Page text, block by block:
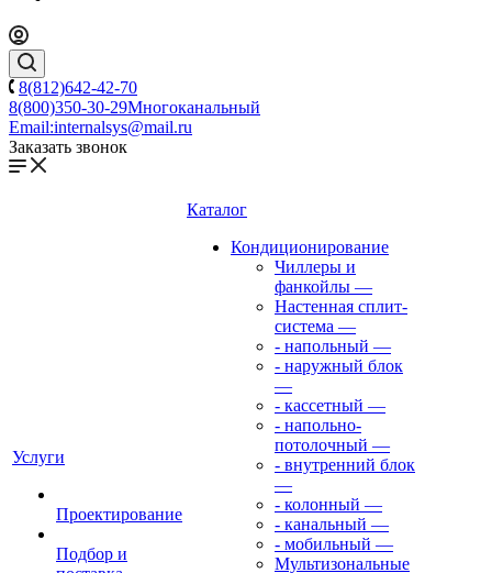
8(812)642-42-70
8(800)350-30-29Многоканальный
Email:internalsys@mail.ru
Заказать звонок
Услуги
Проектирование
Подбор и
Каталог
Кондиционирование
Чиллеры и
фанкойлы —
Настенная сплит-
система —
- напольный —
- наружный блок
—
- кассетный —
- напольно-
потолочный —
- внутренний блок
—
- колонный —
- канальный —
- мобильный —
Мультизональные